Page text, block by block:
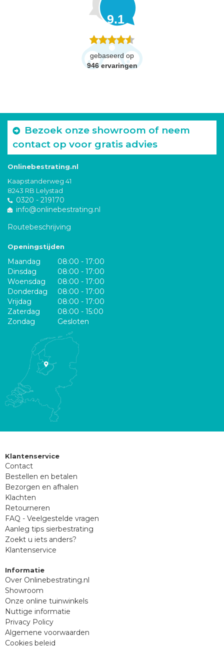
9.1
gebaseerd op
946 ervaringen
Bezoek onze showroom of neem
contact op voor gratis advies
Onlinebestrating.nl
Kaapstanderweg 41
8243 RB Lelystad
0320 - 219170
info@onlinebestrating.nl
Routebeschrijving
Openingstijden
Maandag
08:00 - 17:00
Dinsdag
08:00 - 17:00
Woensdag
08:00 - 17:00
Donderdag
08:00 - 17:00
Vrijdag
08:00 - 17:00
Zaterdag
08:00 - 15:00
Zondag
Gesloten
Klantenservice
Contact
Bestellen en betalen
Bezorgen en afhalen
Klachten
Retourneren
FAQ - Veelgestelde vragen
Aanleg tips sierbestrating
Zoekt u iets anders?
Klantenservice
Informatie
Over Onlinebestrating.nl
Showroom
Onze online tuinwinkels
Nuttige informatie
Privacy Policy
Algemene voorwaarden
Cookies beleid